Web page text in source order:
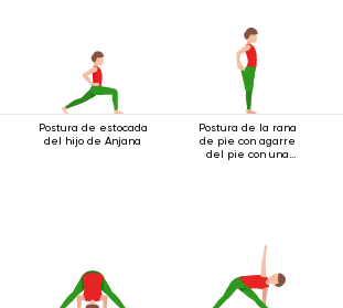
Postura de estocada
del hijo de Anjana
Postura de la rana
de pie con agarre
del pie con una